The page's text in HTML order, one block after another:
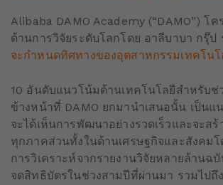
Alibaba DAMO Academy (“DAMO”) โค
ด้านการวิจัยระดับโลกโดย อาลีบาบา กรุ๊ป
จะกำหนดทิศทางของอุตสาหกรรมเทคโนโ
10 อันดับแนวโน้มด้านเทคโนโลยีสำหรับช่
ข้างหน้าที่ DAMO ยกมานำเสนอนั้น เป็นแ
จะได้เห็นการพัฒนาอย่างรวดเร็วและจะส
ทุกภาคส่วนทั้งในด้านเศรษฐกิจและสังคม
การวิเคราะห์จากรายงานวิจัยหลายล้านฉ
จดสิทธิบัตรในช่วงสามปีที่ผ่านมา รวมไป